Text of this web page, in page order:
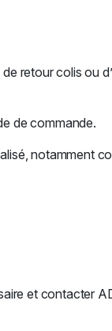
retour colis ou
de commande.
notamment
et contacter